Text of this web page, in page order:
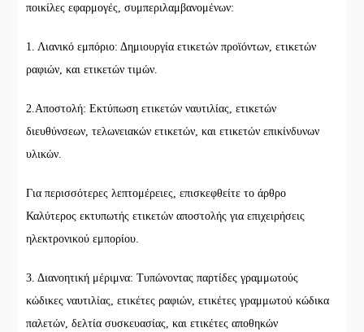
ποικίλες εφαρμογές, συμπεριλαμβανομένων:
1. Λιανικό εμπόριο: Δημιουργία ετικετών προϊόντων, ετικετών
ραφιών, και ετικετών τιμών.
2.Αποστολή: Εκτύπωση ετικετών ναυτιλίας, ετικετών
διευθύνσεων, τελωνειακών ετικετών, και ετικετών επικίνδυνων
υλικών.
Για περισσότερες λεπτομέρειες, επισκεφθείτε το άρθρο
Καλύτερος εκτυπωτής ετικετών αποστολής για επιχειρήσεις
ηλεκτρονικού εμπορίου.
3. Διανοητική μέριμνα: Τυπώνοντας παρτίδες γραμμωτούς
κώδικες ναυτιλίας, ετικέτες ραφιών, ετικέτες γραμμωτού κώδικα
παλετών, δελτία συσκευασίας, και ετικέτες αποθηκών